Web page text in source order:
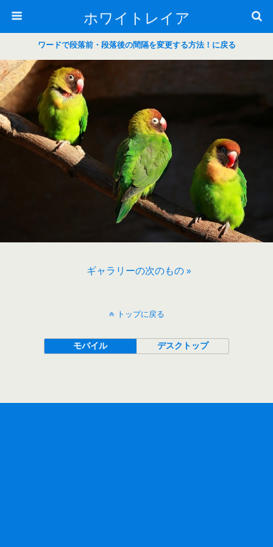
ホワイトレイア
ワードで段落前・段落後の間隔を変更する方法！に戻る
ギャラリーの次のもの »
トップに戻る
モバイル デスクトップ